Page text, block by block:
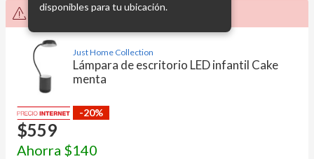
disponibles para tu ubicación.
Producto no disponible momentáneamente
Just Home Collection
Lámpara de escritorio LED infantil Cake
menta
-20%
$559
Ahorra $140